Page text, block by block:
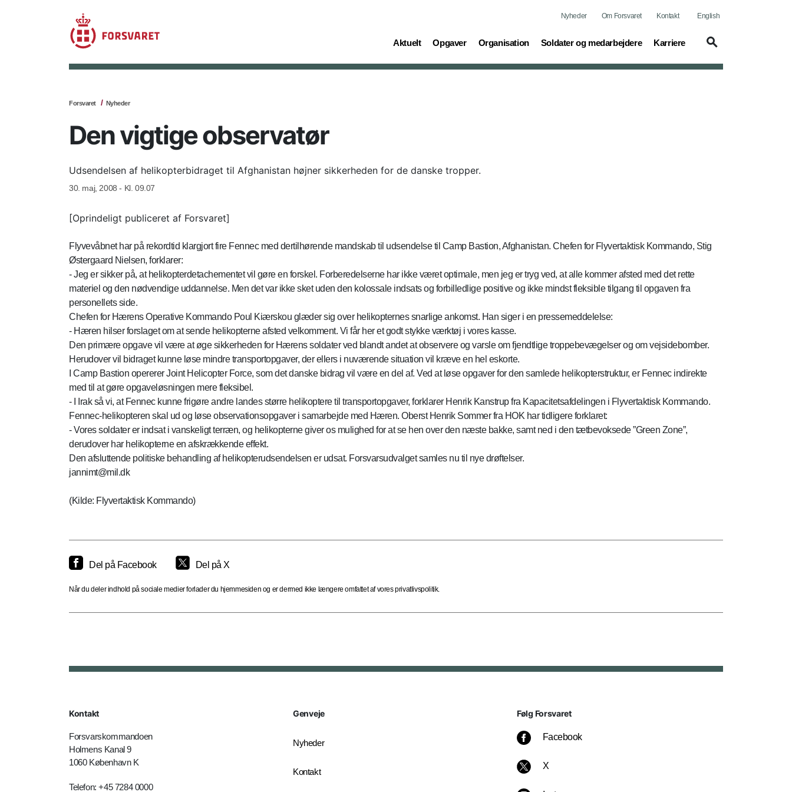
Nyheder Om Forsvaret Kontakt English
Aktuelt
(current) Opgaver
(current) Organisation
(current) Soldater og medarbejdere
(current) Karriere
(current)
Forsvaret Nyheder
Den vigtige observatør
Udsendelsen af helikopterbidraget til Afghanistan højner sikkerheden for de danske tropper.
30. maj, 2008 - Kl. 09.07
[Oprindeligt publiceret af Forsvaret]
Flyvevåbnet har på rekordtid klargjort fire Fennec med dertilhørende mandskab til udsendelse til Camp Bastion, Afghanistan. Chefen for Flyvertaktisk Kommando, Stig
Østergaard Nielsen, forklarer:
- Jeg er sikker på, at helikopterdetachementet vil gøre en forskel. Forberedelserne har ikke været optimale, men jeg er tryg ved, at alle kommer afsted med det rette
materiel og den nødvendige uddannelse. Men det var ikke sket uden den kolossale indsats og forbilledlige positive og ikke mindst fleksible tilgang til opgaven fra
personellets side.
Chefen for Hærens Operative Kommando Poul Kiærskou glæder sig over helikopternes snarlige ankomst. Han siger i en pressemeddelelse:
- Hæren hilser forslaget om at sende helikopterne afsted velkomment. Vi får her et godt stykke værktøj i vores kasse.
Den primære opgave vil være at øge sikkerheden for Hærens soldater ved blandt andet at observere og varsle om fjendtlige troppebevægelser og om vejsidebomber.
Herudover vil bidraget kunne løse mindre transportopgaver, der ellers i nuværende situation vil kræve en hel eskorte.
I Camp Bastion opererer Joint Helicopter Force, som det danske bidrag vil være en del af. Ved at løse opgaver for den samlede helikopterstruktur, er Fennec indirekte
med til at gøre opgaveløsningen mere fleksibel.
- I Irak så vi, at Fennec kunne frigøre andre landes større helikoptere til transportopgaver, forklarer Henrik Kanstrup fra Kapacitetsafdelingen i Flyvertaktisk Kommando.
Fennec-helikopteren skal ud og løse observationsopgaver i samarbejde med Hæren. Oberst Henrik Sommer fra HOK har tidligere forklaret:
- Vores soldater er indsat i vanskeligt terræn, og helikopterne giver os mulighed for at se hen over den næste bakke, samt ned i den tætbevoksede ”Green Zone”,
derudover har helikopterne en afskrækkende effekt.
Den afsluttende politiske behandling af helikopterudsendelsen er udsat. Forsvarsudvalget samles nu til nye drøftelser.
jannimt@mil.dk
(Kilde: Flyvertaktisk Kommando)
Del på Facebook Del på X
Når du deler indhold på sociale medier forlader du hjemmesiden og er dermed ikke længere omfattet af vores privatlivspolitik.
Kontakt
Forsvarskommandoen
Holmens Kanal 9
1060 København K
Telefon: +45 7284 0000
Genveje
Nyheder
Kontakt
Følg Forsvaret
Facebook
X